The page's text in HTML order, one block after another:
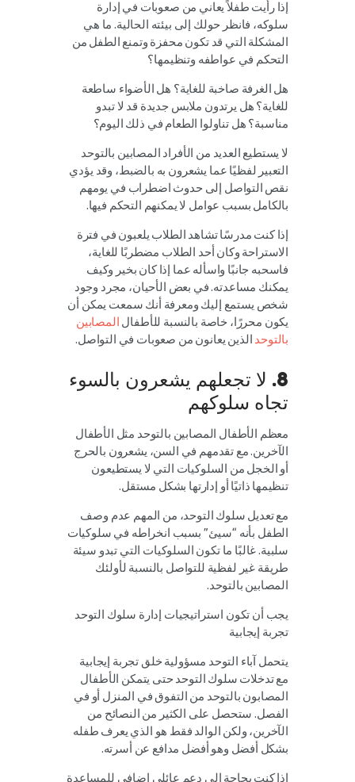
إذا رأيت طفلاً يعاني من صعوبات في إدارة
سلوكه، فانظر حولك إلى بيئته الحالية. ما هي
المشكلة التي قد تكون محفزة وتمنع الطفل من
التحكم في عواطفه وتنظيمها؟
هل الغرفة صاخبة للغاية؟ هل الأضواء ساطعة
للغاية؟ هل يرتدون ملابس جديدة قد لا تبدو
مناسبة؟ هل تناولوا الطعام في ذلك اليوم؟
لا يستطيع العديد من الأفراد المصابين بالتوحد
التعبير لفظيًا عما يشعرون به بالضبط، وقد يؤدي
نقص التواصل إلى حدوث اضطراب في يومهم
بالكامل بسبب عوامل لا يمكنهم التحكم فيها.
إذا كنت مدرسًا تشاهد الطلاب يلعبون في فترة
الاستراحة وكان أحد الطلاب مضطربًا للغاية،
فاسحبه جانبًا واسأله عما إذا كان بخير وكيف
يمكنك مساعدته. في بعض الأحيان، مجرد وجود
شخص يستمع إليك ومعرفة أنك سمعت يمكن أن
يكون محررًا، خاصة بالنسبة للأطفال المصابين
بالتوحد الذين يعانون من صعوبات في التواصل.
8. لا تجعلهم يشعرون بالسوء
تجاه سلوكهم
معظم الأطفال المصابين بالتوحد مثل الأطفال
الآخرين. مع تقدمهم في السن، يشعرون بالحرج
أو الخجل من السلوكيات التي لا يستطيعون
تنظيمها ذاتيًا أو إدارتها بشكل مستقل.
مع تعديل سلوك التوحد، من المهم عدم وصف
الطفل بأنه “سيئ” بسبب انخراطه في سلوكيات
سلبية. غالبًا ما تكون السلوكيات التي تبدو سيئة
طريقة غير لفظية للتواصل بالنسبة لأولئك
المصابين بالتوحد.
يجب أن تكون استراتيجيات إدارة سلوك التوحد
تجربة إيجابية
يتحمل آباء التوحد مسؤولية خلق تجربة إيجابية
مع تدخلات سلوك التوحد حتى يتمكن الأطفال
المصابون بالتوحد من التفوق في المنزل أو في
الفصل. ستحصل على الكثير من النصائح من
الآخرين، ولكن الوالد فقط هو الذي يعرف طفله
بشكل أفضل وهو أفضل مدافع عن أسرته.
إذا كنت بحاجة إلى دعم عائلي إضافي للمساعدة